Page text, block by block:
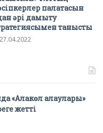
палатасын
әрі дамыту
танысты
27.04.2022
«Алакөл алаулары»
жетті